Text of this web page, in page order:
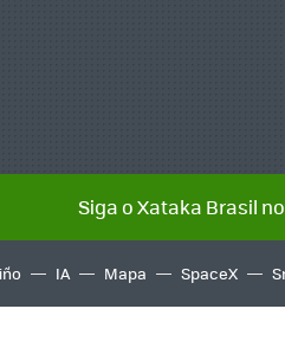
Siga o Xataka Brasil
IA Mapa SpaceX